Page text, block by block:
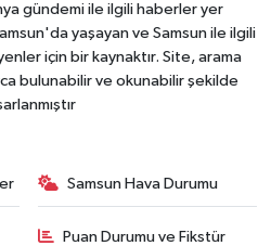
gündemi ile ilgili haberler yer
yaşayan ve Samsun ile ilgili
için bir kaynaktır. Site, arama
bulunabilir ve okunabilir şekilde
Samsun Hava Durumu
Puan Durumu ve Fikstür